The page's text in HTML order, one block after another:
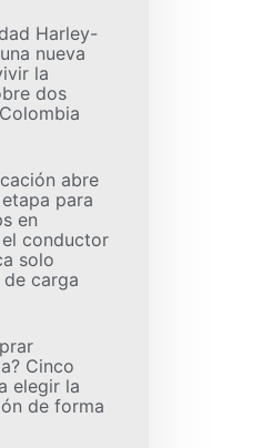
Harley-
nueva
la
dos
abre
para
en
conductor
solo
carga
Cinco
elegir la
de forma